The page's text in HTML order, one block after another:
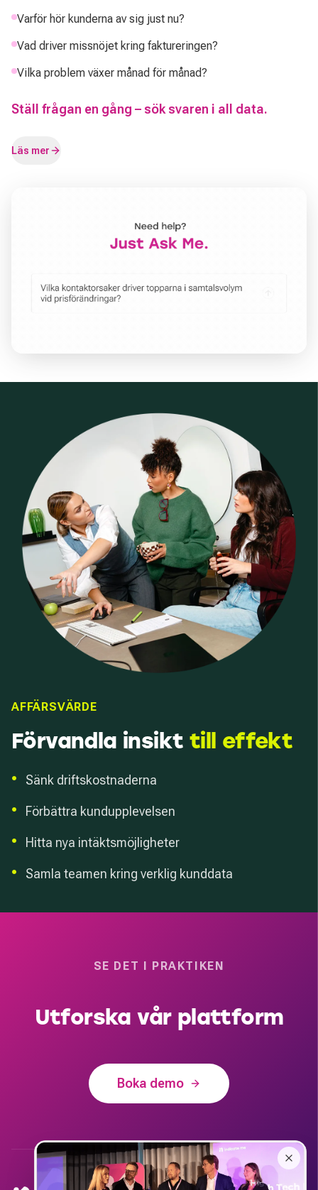
Varför hör kunderna av sig just nu?
Vad driver missnöjet kring faktureringen?
Vilka problem växer månad för månad?
Ställ frågan en gång – sök svaren i all data.
Läs mer
AFFÄRSVÄRDE
Förvandla insikt till effekt
• Sänk driftskostnaderna
• Förbättra kundupplevelsen
• Hitta nya intäktsmöjligheter
• Samla teamen kring verklig kunddata
SE DET I PRAKTIKEN
Utforska vår plattform
Boka demo